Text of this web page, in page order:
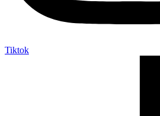
Tiktok